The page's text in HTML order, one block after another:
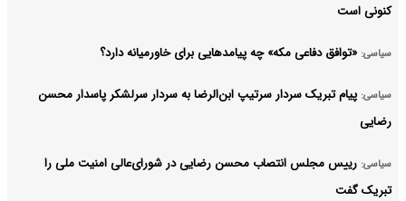
کنونی است
سیاسی: «توافق دفاعی مکه» چه پیامدهایی برای خاورمیانه دارد؟
سیاسی: پیام تبریک سردار سرتیپ ابن‌الرضا به سردار سرلشکر پاسدار محسن
رضایی
سیاسی: رییس مجلس انتصاب محسن رضایی در شورای‌عالی امنیت ملی را
تبریک گفت